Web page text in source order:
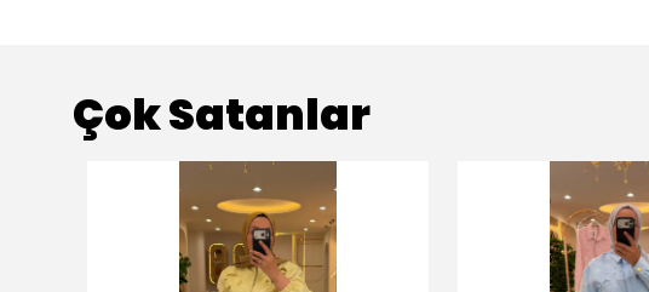
Çok Satanlar